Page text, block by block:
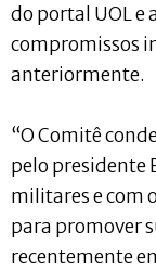
do portal UOL e
compromissos
anteriormente.
“O Comitê
pelo presidente
militares e com
para promover
recentemente